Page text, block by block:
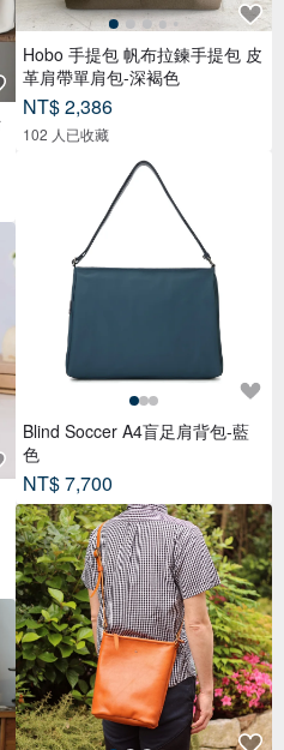
Hobo 手提包 帆布拉鍊手提包 皮
革肩帶單肩包-深褐色
NT$ 2,386
102 人已收藏
Blind Soccer A4盲足肩背包-藍
色
NT$ 7,700